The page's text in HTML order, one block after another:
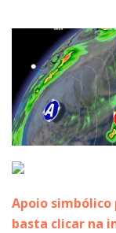
Apoio
basta clicar na